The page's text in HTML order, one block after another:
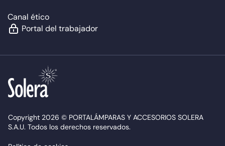
Canal ético
Portal del trabajador
Copyright 2026 © PORTALÁMPARAS Y ACCESORIOS SOLERA
S.A.U. Todos los derechos reservados.